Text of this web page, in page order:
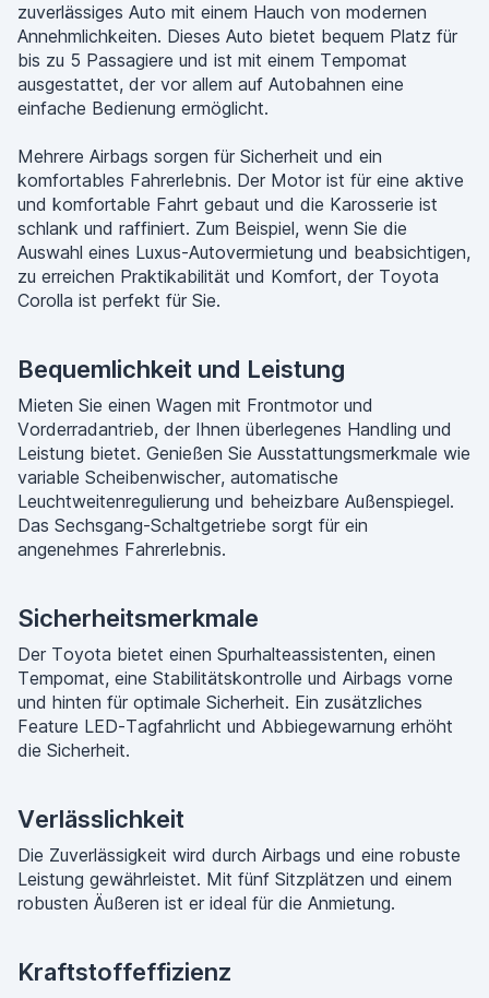
zuverlässiges Auto mit einem Hauch von modernen
Annehmlichkeiten. Dieses Auto bietet bequem Platz für
bis zu 5 Passagiere und ist mit einem Tempomat
ausgestattet, der vor allem auf Autobahnen eine
einfache Bedienung ermöglicht.
Mehrere Airbags sorgen für Sicherheit und ein
komfortables Fahrerlebnis. Der Motor ist für eine aktive
und komfortable Fahrt gebaut und die Karosserie ist
schlank und raffiniert. Zum Beispiel, wenn Sie die
Auswahl eines Luxus-Autovermietung und beabsichtigen,
zu erreichen Praktikabilität und Komfort, der Toyota
Corolla ist perfekt für Sie.
Bequemlichkeit und Leistung
Mieten Sie einen Wagen mit Frontmotor und
Vorderradantrieb, der Ihnen überlegenes Handling und
Leistung bietet. Genießen Sie Ausstattungsmerkmale wie
variable Scheibenwischer, automatische
Leuchtweitenregulierung und beheizbare Außenspiegel.
Das Sechsgang-Schaltgetriebe sorgt für ein
angenehmes Fahrerlebnis.
Sicherheitsmerkmale
Der Toyota bietet einen Spurhalteassistenten, einen
Tempomat, eine Stabilitätskontrolle und Airbags vorne
und hinten für optimale Sicherheit. Ein zusätzliches
Feature LED-Tagfahrlicht und Abbiegewarnung erhöht
die Sicherheit.
Verlässlichkeit
Die Zuverlässigkeit wird durch Airbags und eine robuste
Leistung gewährleistet. Mit fünf Sitzplätzen und einem
robusten Äußeren ist er ideal für die Anmietung.
Kraftstoffeffizienz